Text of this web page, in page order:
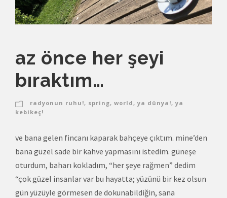
az önce her şeyi
bıraktım…
radyonun ruhu!, spring, world , ya dünya!, ya
kebikeç!
ve bana gelen fincanı kaparak bahçeye çıktım. mine’den
bana güzel sade bir kahve yapmasını istedim. güneşe
oturdum, baharı kokladım, “her şeye rağmen” dedim
“çok güzel insanlar var bu hayatta; yüzünü bir kez olsun
gün yüzüyle görmesen de dokunabildiğin, sana